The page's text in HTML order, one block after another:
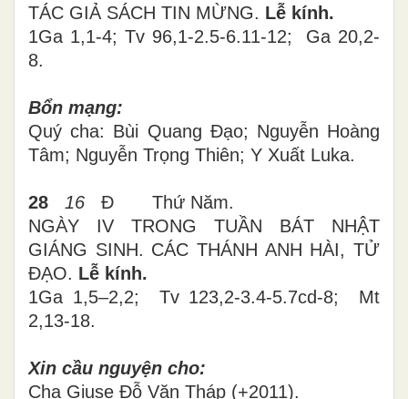
TÁC GIẢ SÁCH TIN MỪNG. Lễ kính.
1Ga 1,1-4; Tv 96,1-2.5-6.11-12; Ga 20,2-
8.
Bổn mạng:
Quý cha: Bùi Quang Đạo; Nguyễn Hoàng
Tâm; Nguyễn Trọng Thiên; Y Xuất Luka.
28 16 Đ Thứ Năm.
NGÀY IV TRONG TUẦN BÁT NHẬT
GIÁNG SINH. CÁC THÁNH ANH HÀI, TỬ
ĐẠO. Lễ kính.
1Ga 1,5–2,2; Tv 123,2-3.4-5.7cd-8; Mt
2,13-18.
Xin cầu nguyện cho:
Cha Giuse Đỗ Văn Tháp (+2011).